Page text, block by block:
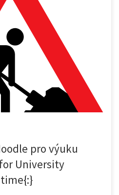
proběhne odstávka systému Moodle
údržby a přechodu na vyšší
budou aktualizovány později,
instalacích). Systém tedy
data budou před odstávkou
[…]
pro výuku
University